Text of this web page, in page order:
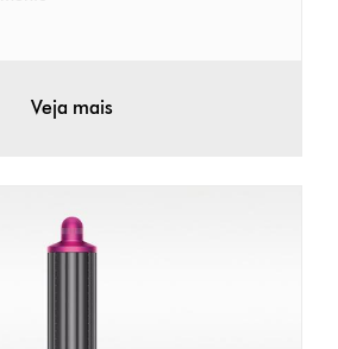
Veja mais